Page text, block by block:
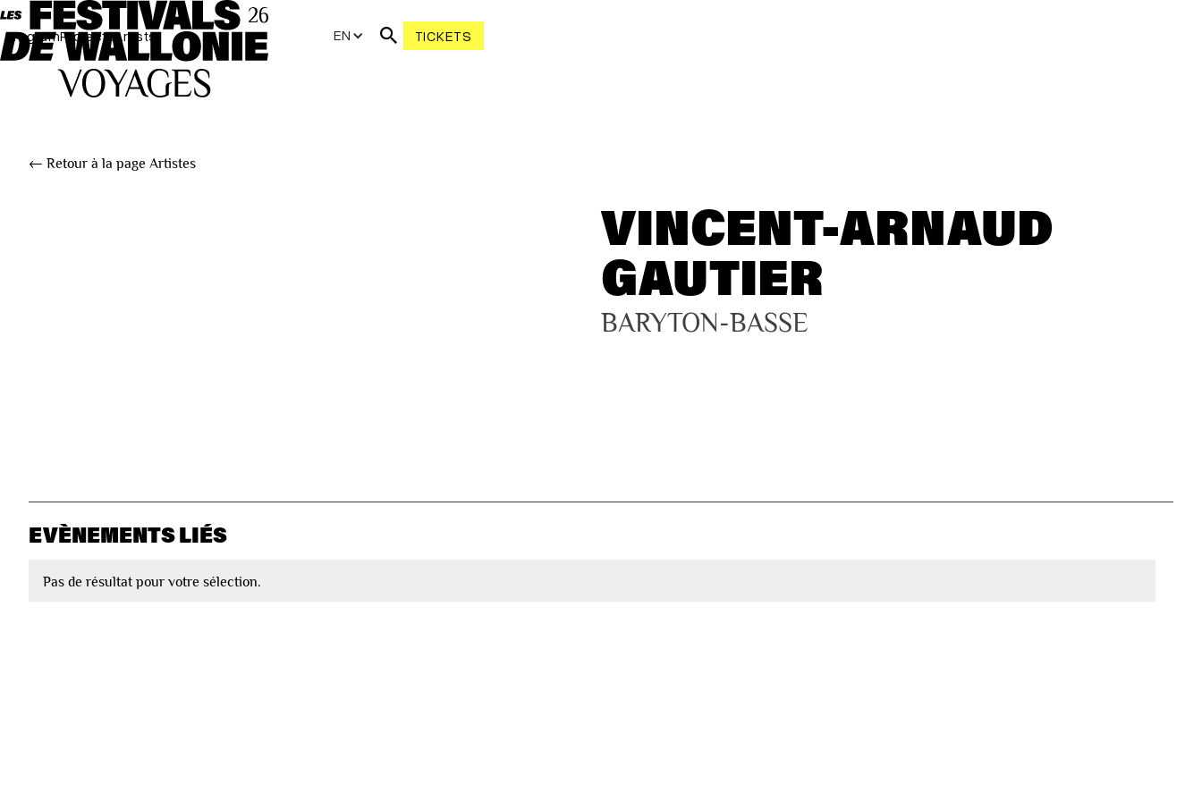
ProgramProjectsArtists EN TICKETS
← Retour à la page Artistes
VINCENT-ARNAUD
GAUTIER
BARYTON-BASSE
EVÈNEMENTS LIÉS
Pas de résultat pour votre sélection.